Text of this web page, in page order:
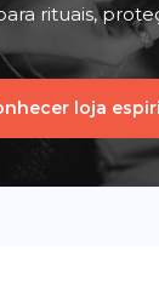
rituais,
loja